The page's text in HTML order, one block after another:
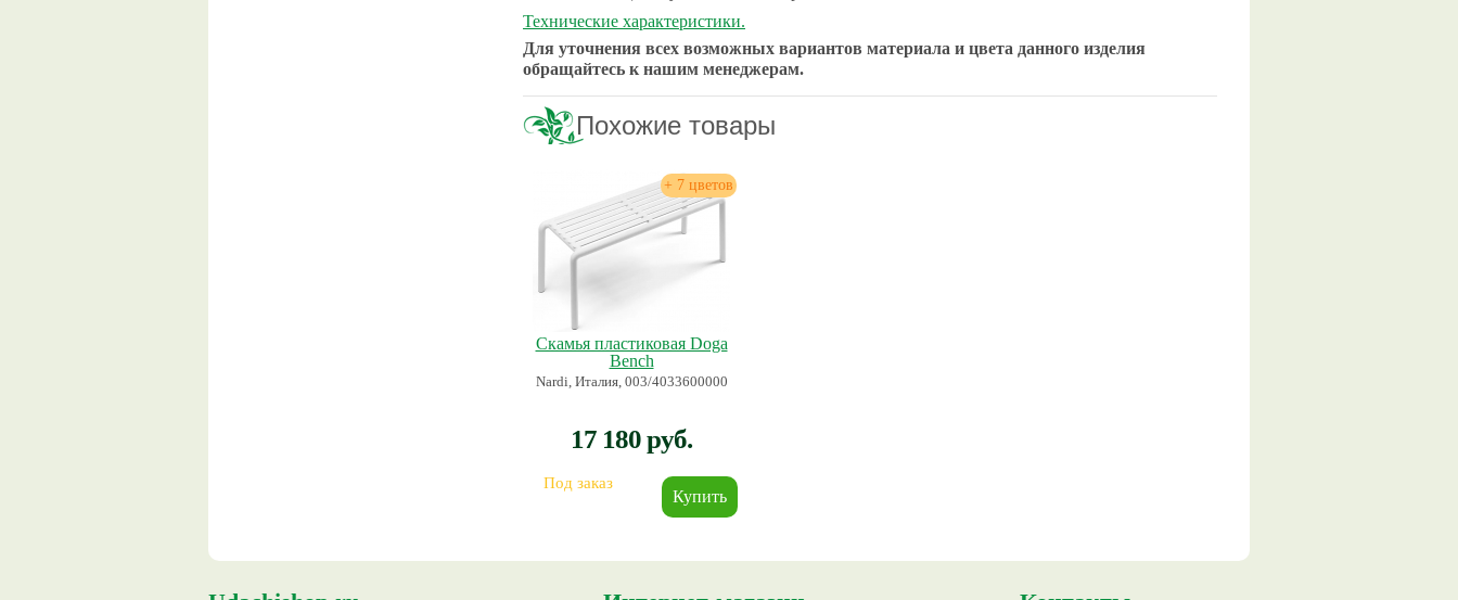
Технические характеристики.
Для уточнения всех возможных вариантов материала и цвета данного изделия
обращайтесь к нашим менеджерам.
Похожие товары
+ 7 цветов
Скамья пластиковая Doga
Bench
Nardi, Италия, 003/4033600000
17 180 руб.
Под заказ